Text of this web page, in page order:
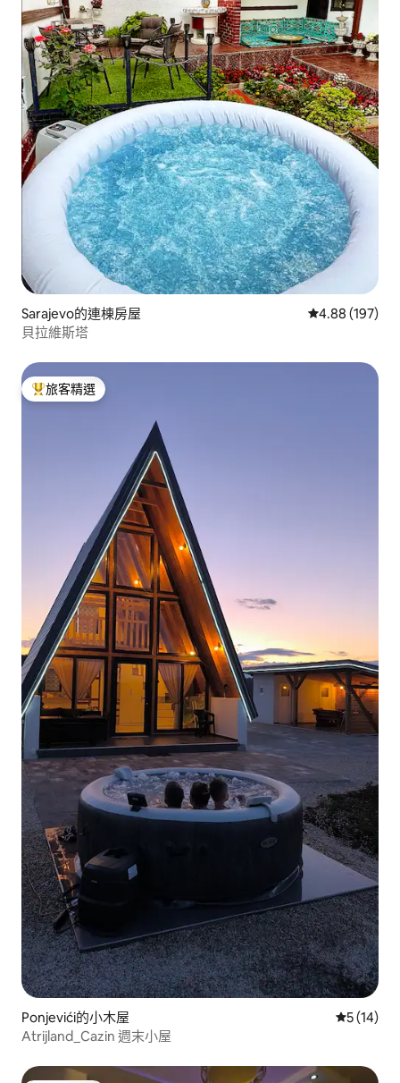
Sarajevo的連棟房屋 從 197 則評價
4.88 (197)
貝拉維斯塔
旅客精選榜首
旅客精選
Ponjevići的小木屋 從 14 則
5 (14)
Atrijland_Cazin 週末小屋